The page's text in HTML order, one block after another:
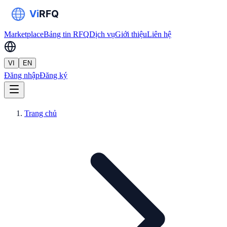
MarketplaceBảng tin RFQDịch vụGiới thiệuLiên hệ
VI EN
Đăng nhậpĐăng ký
Trang chủ